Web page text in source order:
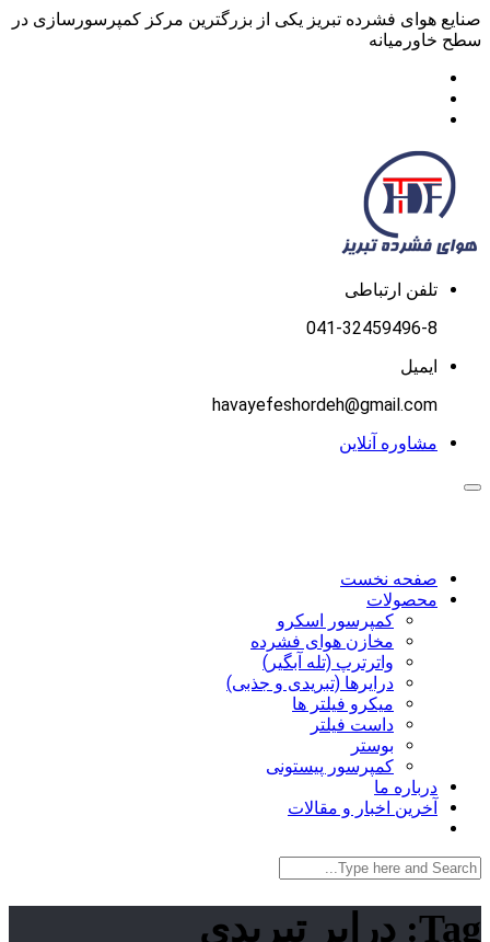
صنایع هوای فشرده تبریز یکی از بزرگترین مرکز کمپرسورسازی در
سطح خاورمیانه
تلفن ارتباطی
041-32459496-8
ایمیل
havayefeshordeh@gmail.com
مشاوره آنلاین
صفحه نخست
محصولات
کمپرسور اسکرو
مخازن هوای فشرده
واترترپ (تله آبگیر)
درایرها (تبریدی و جذبی)
میکرو فیلتر ها
داست فیلتر
بوستر
کمپرسور پیستونی
درباره ما
آخرین اخبار و مقالات
Tag: درایر تبریدی